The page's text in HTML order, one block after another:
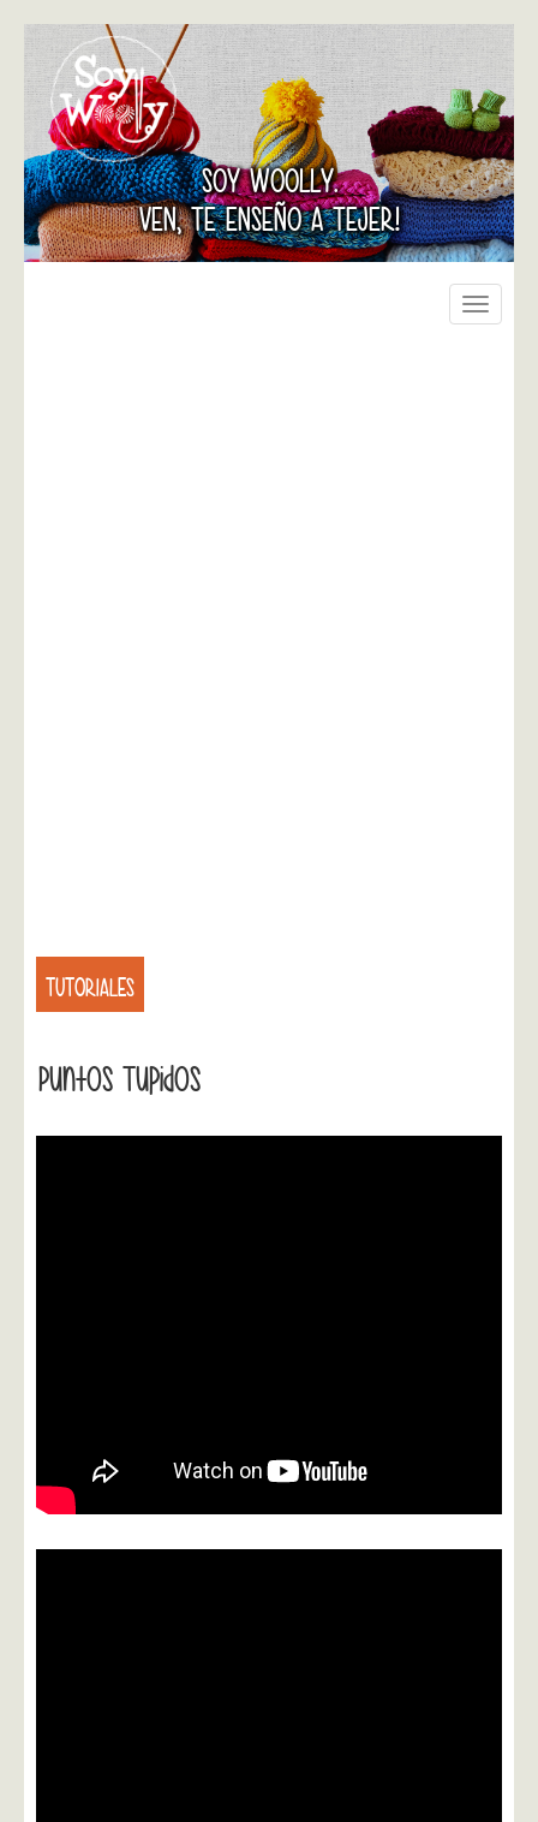
SOY WOOLLY.
VEN, TE ENSEÑO A TEJER!
Toggle
TUTORIALES
Puntos Tupidos